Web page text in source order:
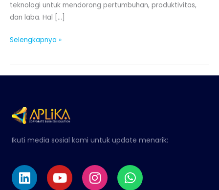
teknologi untuk mendorong pertumbuhan, produktivitas,
dan laba. Hal […]
Selengkapnya »
Ikuti media sosial kami untuk update menarik:
LinkedinYoutubeInstagramWhatsapp